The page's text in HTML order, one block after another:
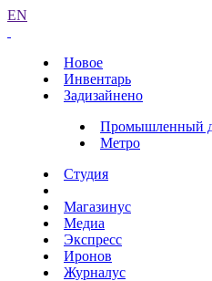
EN
Новое
Инвентарь
Задизайнено
Промышленный
Метро
Студия
Магазинус
Медиа
Экспресс
Иронов
Журналус